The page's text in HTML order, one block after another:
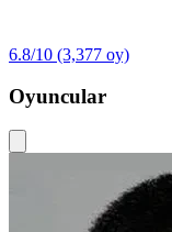
6.8/10 (3,377 oy)
Oyuncular